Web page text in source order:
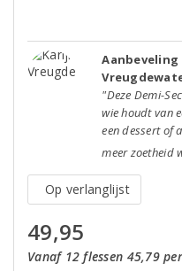
"Deze Demi-
wie houdt van
een dessert of
meer zoetheid
Op verlanglijst
49,95
Vanaf 12 flessen 45,79